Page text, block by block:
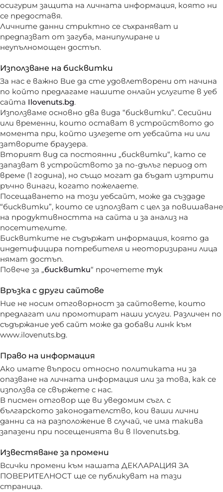
осигурим защита на личната информация, която ни
се предоставя.
Личните данни стриктно се съхраняват и
предпазват от загуба, манипулиране и
неупълномощен достъп.
Използване на бисквитки
За нас е важно Вие да сте удовлетворени от начина
по който предлагаме нашите онлайн услугите в уеб
сайта Ilovenuts.bg.
Използваме основно два вида “бисквитки”. Сесийни
или временни, които остават в устройството до
момента при, който излезете от уебсайта ни или
затворите браузера.
Вторият вид са постоянни „бисквитки“, като се
запазват в устройството за по-дълъг период от
време (1 година), но също могат да бъдат изтрити
ръчно винаги, когато пожелаете.
Посещаването на този уебсайт, може да създаде
“бисквитки”, които се използват с цел за повишаване
на продуктивността на сайта и за анализ на
посетителите.
Бисквитките не съдържат информация, която да
индетифицира потребителя и неоторизирани лица
нямат достъп.
Повече за „бисквитки“ прочетете тук
Връзка с други сайтове
Ние не носим отговорност за сайтовете, които
предлагат или промотират наши услуги. Различен по
съдържание уеб сайт може да добави линк към
www.ilovenuts.bg.
Право на информация
Ако имате въпроси относно политиката ни за
опазване на личната информация или за това, как се
използва се свържете с нас.
В писмен отговор ще ви уведомим съгл. с
българското законодателство, кои ваши лични
данни са на разположение в случай, че има такива
запазени при посещенията ви в Ilovenuts.bg.
Известяване за промени
Всички промени към нашата ДЕКЛАРАЦИЯ ЗА
ПОВЕРИТЕЛНОСТ ще се публикуват на тази
страница.